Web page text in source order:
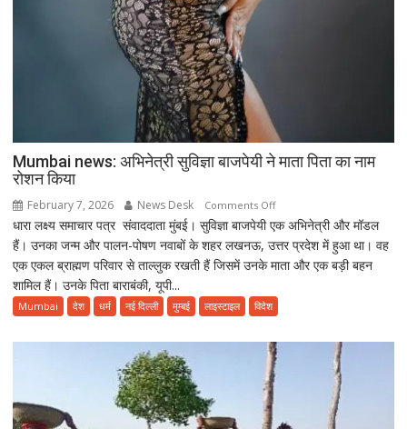
Mumbai news: अभिनेत्री सुविज्ञा बाजपेयी ने माता पिता का नाम
रोशन किया
February 7, 2026 News Desk Comments Offon
Mumbai
news:
अभिनेत्री
बाजपेयी
माता
पिता
का
रोशन
धारा लक्ष्य समाचार पत्र संवाददाता मुंबई। सुविज्ञा बाजपेयी एक अभिनेत्री और मॉडल
हैं। उनका जन्म और पालन-पोषण नवाबों के शहर लखनऊ, उत्तर प्रदेश में हुआ था। वह
एक एकल ब्राह्मण परिवार से ताल्लुक रखती हैं जिसमें उनके माता और एक बड़ी बहन
शामिल हैं। उनके पिता बाराबंकी, यूपी...
Mumbai देश धर्म नई दिल्ली मुम्बई लाइस्टाइल विदेश